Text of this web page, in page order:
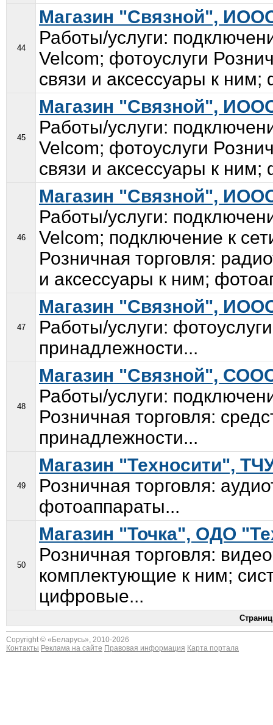
44
Магазин "Связной",
Работы/услуги:
Velcom; фотоуслуги
связи и аксессуары к
45
Магазин "Связной",
Работы/услуги:
Velcom; фотоуслуги
связи и аксессуары к
46
Магазин "Связной",
Работы/услуги:
Velcom; подключение к
Розничная торговля:
и аксессуары к ним;
47
Магазин "Связной",
Работы/услуги:
принадлежности...
48
Магазин "Связной",
Работы/услуги:
Розничная торговля:
принадлежности...
49
Магазин "Техносити",
Розничная торговля:
фотоаппараты...
50
Магазин "Точка", ОДО
Розничная торговля:
комплектующие к ним;
цифровые...
Copyright © « Беларусь», 2010-2026
Контакты Реклама на сайте Правовая информация Карта портала